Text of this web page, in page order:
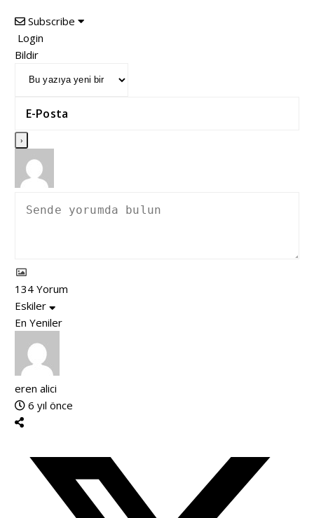
Subscribe
Login
Bildir
134 Yorum
Eskiler
En Yeniler
eren alici
6 yıl önce